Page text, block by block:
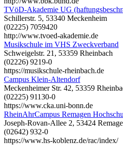
TVöD-Akademie UG
Schillerstr. 5, 53340 Meckenheim
(02225) 7059420
http://www.tvoed-akademie.de
Musikschule im VHS Zweckverband
Schweigelstr. 21, 53359 Rheinbach
(02226) 9219-0
https://musikschule-rheinbach.de
Campus Klein-Altendorf
Meckenheimer Str. 42, 53359
(02225) 91130-0
https://www.cka.uni-bonn.de
RheinAhrCampus Remagen
Joseph-Rovan-Allee 2, 53424
(02642) 932-0
https://www.hs-koblenz.de/rac/index/